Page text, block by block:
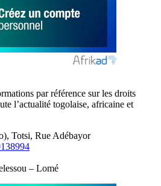
par référence sur les droits
l’actualité togolaise, africaine et
Totsi, Rue Adébayor
– Lomé